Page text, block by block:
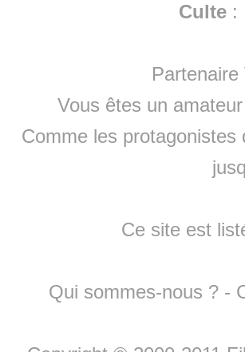
Culte :
Partenaire
Vous êtes un
Comme les
Ce site est
Qui sommes-nous ? -